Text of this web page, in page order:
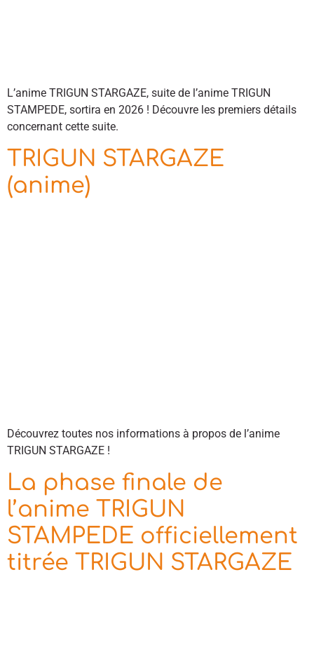
L’anime TRIGUN STARGAZE, suite de l’anime TRIGUN
STAMPEDE, sortira en 2026 ! Découvre les premiers détails
concernant cette suite.
TRIGUN STARGAZE
(anime)
Découvrez toutes nos informations à propos de l’anime
TRIGUN STARGAZE !
La phase finale de
l’anime TRIGUN
STAMPEDE officiellement
titrée TRIGUN STARGAZE